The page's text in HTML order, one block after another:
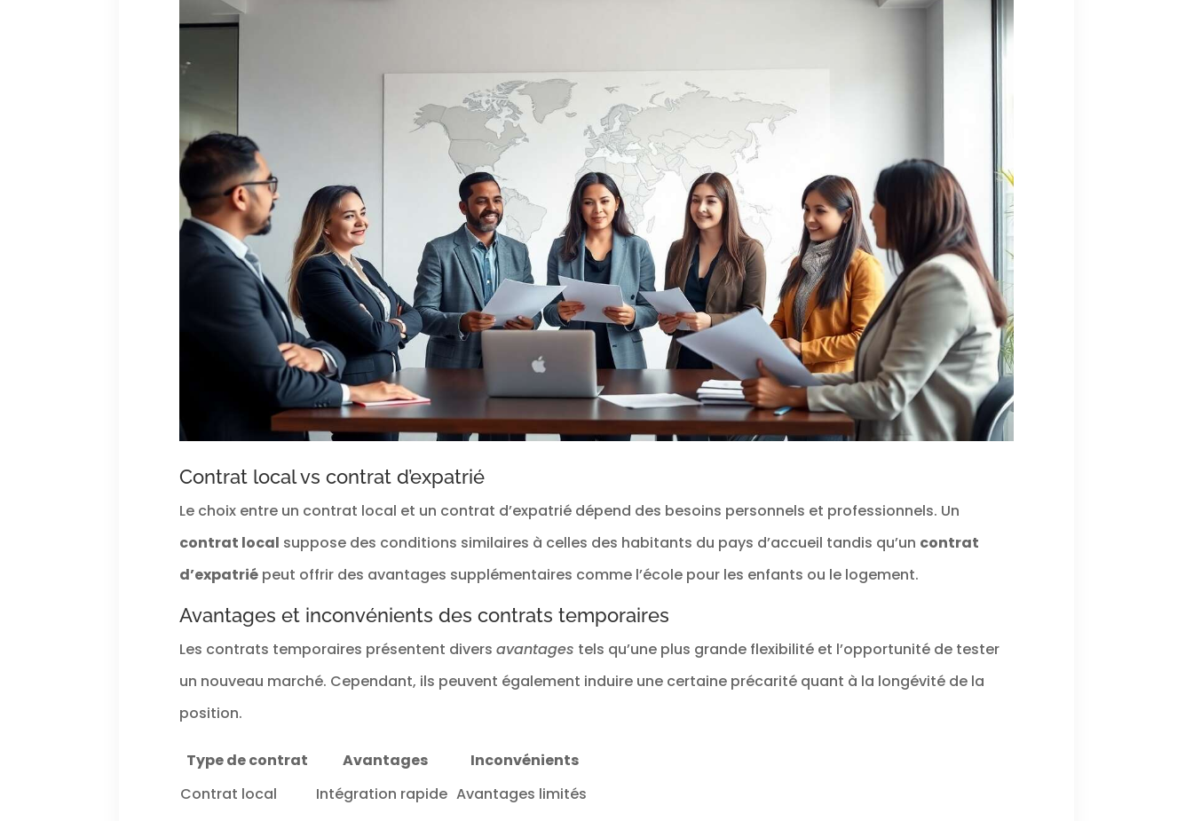
Contrat local vs contrat d’expatrié
Le choix entre un contrat local et un contrat d’expatrié dépend des besoins personnels et professionnels. Un
contrat local suppose des conditions similaires à celles des habitants du pays d’accueil tandis qu’un contrat
d’expatriépeut offrir des avantages supplémentaires comme l’école pour les enfants ou le logement.
Avantages et inconvénients des contrats temporaires
Les contrats temporaires présentent divers avantages tels qu’une plus grande flexibilité et l’opportunité de tester
un nouveau marché. Cependant, ils peuvent également induire une certaine précarité quant à la longévité de la
position.
Type de contrat Avantages
Inconvénients
Contrat local
Intégration rapide Avantages limités